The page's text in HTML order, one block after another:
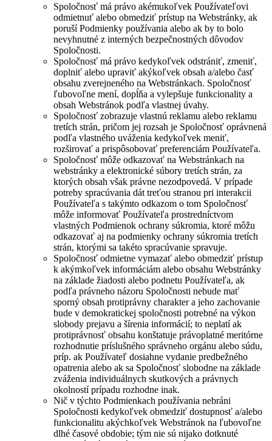
Spoločnosť má právo akémukoľvek Používateľovi
odmietnuť alebo obmedziť prístup na Webstránky, ak
poruší Podmienky používania alebo ak by to bolo
nevyhnutné z interných bezpečnostných dôvodov
Spoločnosti.
Spoločnosť má právo kedykoľvek odstrániť, zmeniť,
doplniť alebo upraviť akýkoľvek obsah a/alebo časť
obsahu zverejneného na Webstránkach. Spoločnosť
ľubovoľne mení, dopĺňa a vylepšuje funkcionality a
obsah Webstránok podľa vlastnej úvahy.
Spoločnosť zobrazuje vlastnú reklamu alebo reklamu
tretích strán, pričom jej rozsah je Spoločnosť oprávnená
podľa vlastného uváženia kedykoľvek meniť,
rozširovať a prispôsobovať preferenciám Používateľa.
Spoločnosť môže odkazovať na Webstránkach na
webstránky a elektronické súbory tretích strán, za
ktorých obsah však právne nezodpovedá. V prípade
potreby spracúvania dát treťou stranou pri interakcii
Používateľa s takýmto odkazom o tom Spoločnosť
môže informovať Používateľa prostredníctvom
vlastných Podmienok ochrany súkromia, ktoré môžu
odkazovať aj na podmienky ochrany súkromia tretích
strán, ktorými sa takéto spracúvanie spravuje.
Spoločnosť odmietne vymazať alebo obmedziť prístup
k akýmkoľvek informáciám alebo obsahu Webstránky
na základe žiadosti alebo podnetu Používateľa, ak
podľa právneho názoru Spoločnosti nebude mať
sporný obsah protiprávny charakter a jeho zachovanie
bude v demokratickej spoločnosti potrebné na výkon
slobody prejavu a šírenia informácií; to neplatí ak
protiprávnosť obsahu konštatuje právoplatné meritórne
rozhodnutie príslušného správneho orgánu alebo súdu,
príp. ak Používateľ dosiahne vydanie predbežného
opatrenia alebo ak sa Spoločnosť slobodne na základe
zváženia individuálnych skutkových a právnych
okolností prípadu rozhodne inak.
Nič v týchto Podmienkach používania nebráni
Spoločnosti kedykoľvek obmedziť dostupnosť a/alebo
funkcionalitu akýchkoľvek Webstránok na ľubovoľne
dlhé časové obdobie; tým nie sú nijako dotknuté